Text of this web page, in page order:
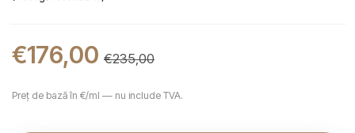
€235,00
€176,00
Preț de bază în €/ml — nu include TVA.